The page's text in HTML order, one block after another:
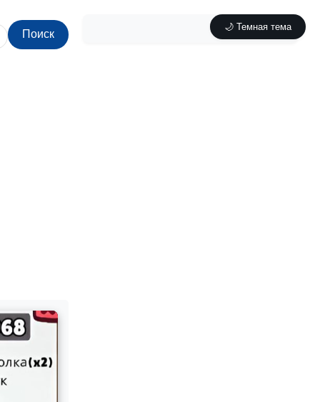
🌙 Темная тема
Поиск